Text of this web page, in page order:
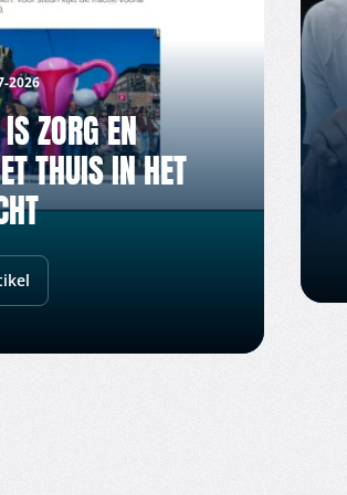
2026
ZORG EN
THUIS IN HET